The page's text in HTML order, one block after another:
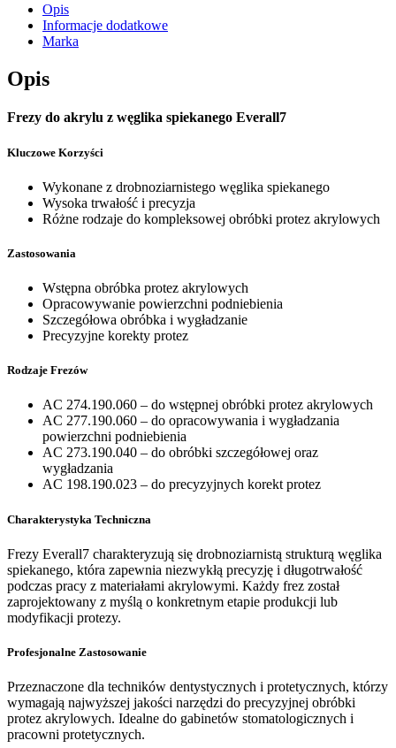
Opis
Informacje dodatkowe
Marka
Opis
Frezy do akrylu z węglika spiekanego Everall7
Kluczowe Korzyści
Wykonane z drobnoziarnistego węglika spiekanego
Wysoka trwałość i precyzja
Różne rodzaje do kompleksowej obróbki protez akrylowych
Zastosowania
Wstępna obróbka protez akrylowych
Opracowywanie powierzchni podniebienia
Szczegółowa obróbka i wygładzanie
Precyzyjne korekty protez
Rodzaje Frezów
AC 274.190.060 – do wstępnej obróbki protez akrylowych
AC 277.190.060 – do opracowywania i wygładzania
powierzchni podniebienia
AC 273.190.040 – do obróbki szczegółowej oraz
wygładzania
AC 198.190.023 – do precyzyjnych korekt protez
Charakterystyka Techniczna
Frezy Everall7 charakteryzują się drobnoziarnistą strukturą węglika
spiekanego, która zapewnia niezwykłą precyzję i długotrwałość
podczas pracy z materiałami akrylowymi. Każdy frez został
zaprojektowany z myślą o konkretnym etapie produkcji lub
modyfikacji protezy.
Profesjonalne Zastosowanie
Przeznaczone dla techników dentystycznych i protetycznych, którzy
wymagają najwyższej jakości narzędzi do precyzyjnej obróbki
protez akrylowych. Idealne do gabinetów stomatologicznych i
pracowni protetycznych.